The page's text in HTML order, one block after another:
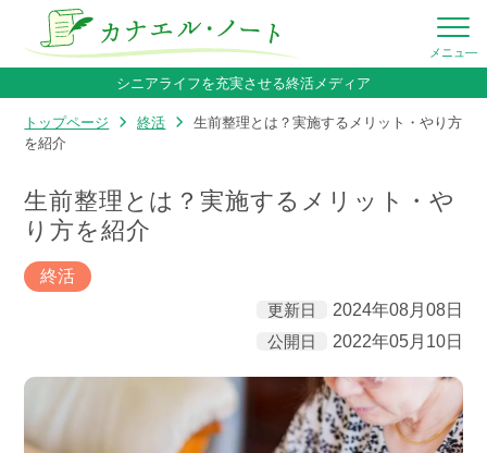
シニアライフを充実させる終活メディア
トップページ 終活
生前整理とは？実施するメリット・やり方
を紹介
生前整理とは？実施するメリット・や
り方を紹介
終活
更新日
2024年08月08日
公開日
2022年05月10日